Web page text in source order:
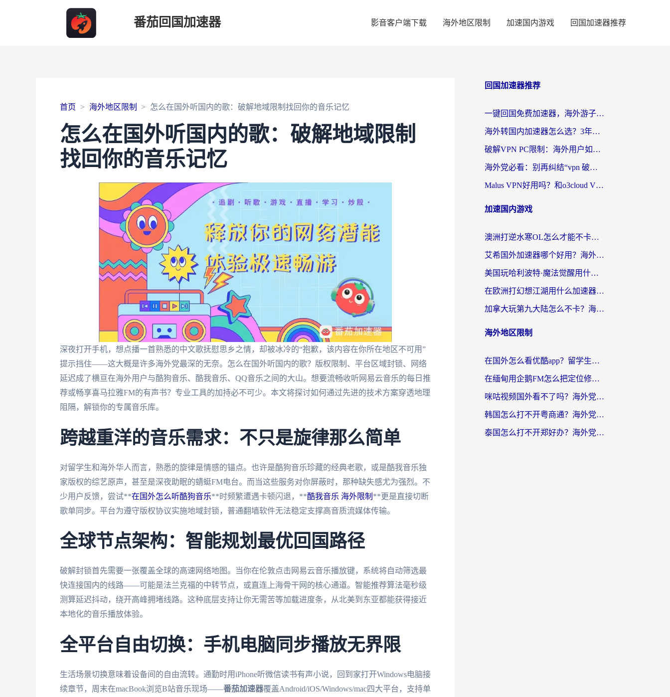
番茄回国加速器 影音客户端下载 海外地区限制 加速国内游戏 回国加速器推荐
首页 海外地区限制 怎么在国外听国内的歌：破解地域限制找回你的音乐记忆
怎么在国外听国内的歌：破解地域限制
找回你的音乐记忆
深夜打开手机，想点播一首熟悉的中文歌抚慰思乡之情，却被冰冷的“抱歉，该内容在你所在地区不可用”
提示挡住——这大概是许多海外党最深的无奈。怎么在国外听国内的歌？版权限制、平台区域封锁、网络
延迟成了横亘在海外用户与酷狗音乐、酷我音乐、QQ音乐之间的大山。想要流畅收听网易云音乐的每日推
荐或畅享喜马拉雅FM的有声书？专业工具的加持必不可少。本文将探讨如何通过先进的技术方案穿透地理
阻隔，解锁你的专属音乐库。
跨越重洋的音乐需求：不只是旋律那么简单
对留学生和海外华人而言，熟悉的旋律是情感的锚点。也许是酷狗音乐珍藏的经典老歌，或是酷我音乐独
家版权的综艺原声，甚至是深夜助眠的蜻蜓FM电台。而当这些服务对你屏蔽时，那种缺失感尤为强烈。不
少用户反馈，尝试**在国外怎么听酷狗音乐**时频繁遭遇卡顿闪退，**酷我音乐 海外限制 **更是直接切断
歌单同步。平台为遵守版权协议实施地域封锁，普通翻墙软件无法稳定支撑高音质流媒体传输。
全球节点架构：智能规划最优回国路径
破解封锁首先需要一张覆盖全球的高速网络地图。当你在伦敦点击网易云音乐播放键，系统将自动筛选最
快连接国内的线路——可能是法兰克福的中转节点，或直连上海骨干网的核心通道。智能推荐算法毫秒级
测算延迟抖动，绕开高峰拥堵线路。这种底层支持让你无需苦等加载进度条，从北美到东亚都能获得接近
本地化的音乐播放体验。
全平台自由切换：手机电脑同步播放无界限
生活场景切换意味着设备间的自由流转。通勤时用iPhone听微信读书有声小说，回到家打开Windows电脑接
续章节，周末在macBook浏览B站音乐现场——番茄加速器覆盖Android/iOS/Windows/mac四大平台，支持单
回国加速器推荐
一键回国免费加速器，海外游子的数字归乡路
海外转国内加速器怎么选？3年海外党亲测指南，无缝刷剧玩游戏不再难
破解VPN PC限制：海外用户如何选择回国加速器实现无缝访问国内资源
海外党必看：别再纠结“vpn 破解”，这样选回国加速器才能真正无缝访问国内资源
Malus VPN好用吗？和o3cloud VPN对比哪个回国效果更好？
加速国内游戏
澳洲打逆水寒OL怎么才能不卡？海外玩家国服游戏加速终极指南（附梦幻模拟战地铁跑酷解决办法）
艾希国外加速器哪个好用？海外玩家国服游戏畅玩终极指南（附欧洲玩鸣潮街头篮球实测）
美国玩哈利波特·魔法觉醒用什么加速器？告别延迟的终极指南（含免费QQ炫舞方案+印尼妄想山海秘籍）
在欧洲打幻想江湖用什么加速器好？海外玩家国服游戏畅玩指南
加拿大玩第九大陆怎么不卡？海外玩家国服游戏加速全攻略（附足球世界萤火突击实测）
海外地区限制
在国外怎么看优酷app？留学生海外华人必看的无限制追剧指南
在缅甸用企鹅FM怎么把定位修改到中国国内？海外党解决地域限制的实用指南
咪咕视频国外看不了吗？海外党亲测有效的回国加速解决方案
韩国怎么打不开粤商通？海外党必看的回国加速器选择指南（附加拿大农行俄罗斯有缘网解决方案）
泰国怎么打不开郑好办？海外党回国服务+影音追剧全搞定的实用指南